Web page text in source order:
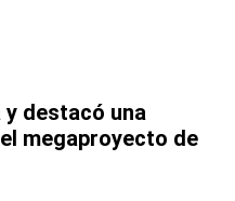
y destacó una
megaproyecto de